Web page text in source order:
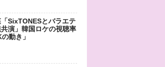
SixTONESとバラエテ
共演」韓国ロケの視聴率
動き」